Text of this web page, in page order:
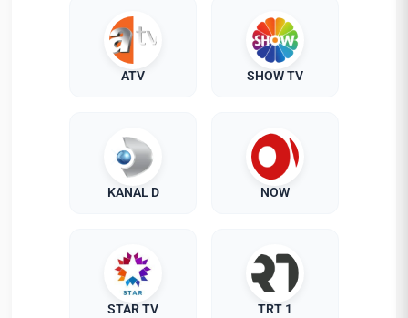
ATV SHOW TV
KANAL D NOW
STAR TV TRT 1